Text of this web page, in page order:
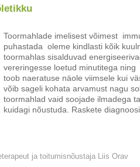
Toormahlade imelisest võimest
puhastada oleme kindlasti kõik
toormahlas sisalduvad
vereringesse loetud minutitega
toob naeratuse näole viimsele kui
võib sageli kohata arvamust nagu
toormahlad vaid soojade ilmadega
kuidagi nõustuda. Raskete
ja toitumisnõustaja Liis Orav